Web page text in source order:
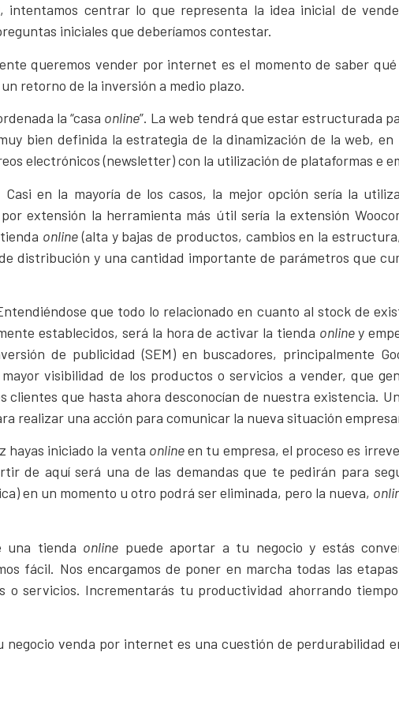
, intentamos centrar lo que representa la idea inicial de
iniciales que deberíamos contestar.
queremos vender por internet es el momento de saber
retorno de la inversión a medio plazo.
la “casa online”. La web tendrá que estar estructurada
bien definida la estrategia de la dinamización de la web,
electrónicos (newsletter) con la utilización de plataformas e
Casi en la mayoría de los casos, la mejor opción sería la
extensión la herramienta más útil sería la extensión
online(alta y bajas de productos, cambios en la
distribución y una cantidad importante de parámetros que
que todo lo relacionado en cuanto al stock de
establecidos, será la hora de activar la tienda onliney
de publicidad (SEM) en buscadores, principalmente
visibilidad de los productos o servicios a vender, que
clientes que hasta ahora desconocían de nuestra existencia.
realizar una acción para comunicar la nueva situación
hayas iniciado la venta onlineen tu empresa, el proceso es
de aquí será una de las demandas que te pedirán para
en un momento u otro podrá ser eliminada, pero la nueva,
una tienda online puede aportar a tu negocio y estás
fácil. Nos encargamos de poner en marcha todas las
o servicios. Incrementarás tu productividad ahorrando
negocio venda por internet es una cuestión de perdurabilidad